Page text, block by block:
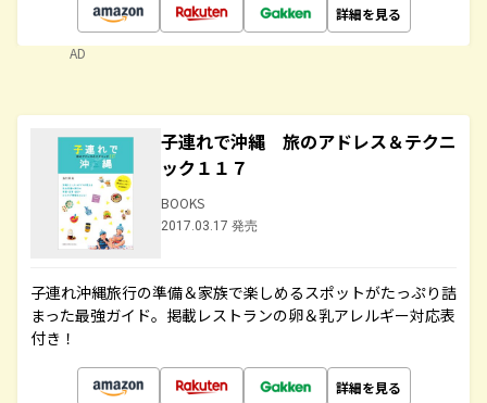
詳細を見る
AD
子連れで沖縄 旅のアドレス＆テクニ
ック１１７
BOOKS
2017.03.17 発売
子連れ沖縄旅行の準備＆家族で楽しめるスポットがたっぷり詰
まった最強ガイド。掲載レストランの卵＆乳アレルギー対応表
付き！
詳細を見る